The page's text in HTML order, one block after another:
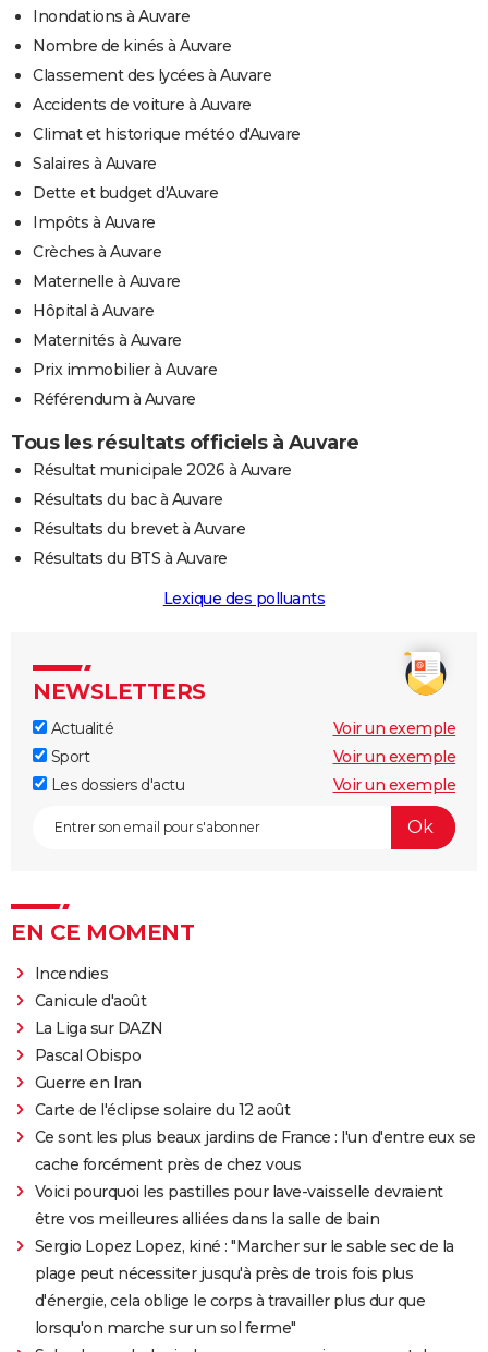
Inondations à Auvare
Nombre de kinés à Auvare
Classement des lycées à Auvare
Accidents de voiture à Auvare
Climat et historique météo d'Auvare
Salaires à Auvare
Dette et budget d'Auvare
Impôts à Auvare
Crèches à Auvare
Maternelle à Auvare
Hôpital à Auvare
Maternités à Auvare
Prix immobilier à Auvare
Référendum à Auvare
Tous les résultats officiels à Auvare
Résultat municipale 2026 à Auvare
Résultats du bac à Auvare
Résultats du brevet à Auvare
Résultats du BTS à Auvare
Lexique des polluants
NEWSLETTERS
Actualité
Voir un exemple
Sport
Voir un exemple
Les dossiers d'actu
Voir un exemple
EN CE MOMENT
Incendies
Canicule d'août
La Liga sur DAZN
Pascal Obispo
Guerre en Iran
Carte de l'éclipse solaire du 12 août
Ce sont les plus beaux jardins de France : l'un d'entre eux se
cache forcément près de chez vous
Voici pourquoi les pastilles pour lave-vaisselle devraient
être vos meilleures alliées dans la salle de bain
Sergio Lopez Lopez, kiné : "Marcher sur le sable sec de la
plage peut nécessiter jusqu'à près de trois fois plus
d'énergie, cela oblige le corps à travailler plus dur que
lorsqu'on marche sur un sol ferme"